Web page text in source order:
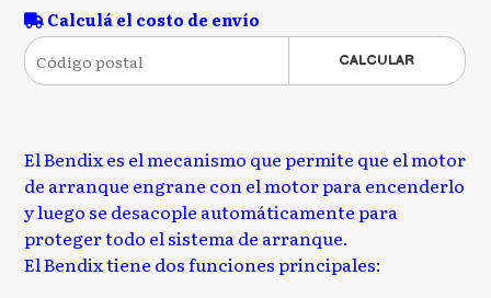
Calculá el costo de envío
CALCULAR
El Bendix es el mecanismo que permite que el motor
de arranque engrane con el motor para encenderlo
y luego se desacople automáticamente para
proteger todo el sistema de arranque.
El Bendix tiene dos funciones principales: